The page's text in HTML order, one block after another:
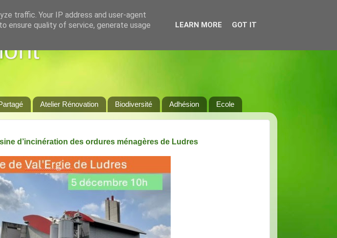
Atelier Rénovation Biodiversité Adhésion Ecole
d’incinération des ordures ménagères de Ludres
traffic. Your IP address and user-agent
ensure quality of service, generate usage
LEARN MORE GOT IT